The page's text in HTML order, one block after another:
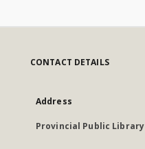
CONTACT DETAILS
Address
Provincial Public Library